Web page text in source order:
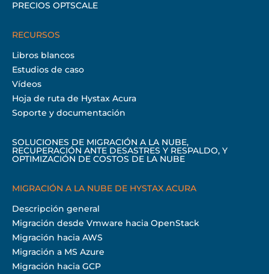
PRECIOS OPTSCALE
RECURSOS
Libros blancos
Estudios de caso
Vídeos
Hoja de ruta de Hystax Acura
Soporte y documentación
SOLUCIONES DE MIGRACIÓN A LA NUBE,
RECUPERACIÓN ANTE DESASTRES Y RESPALDO, Y
OPTIMIZACIÓN DE COSTOS DE LA NUBE
MIGRACIÓN A LA NUBE DE HYSTAX ACURA
Descripción general
Migración desde Vmware hacia OpenStack
Migración hacia AWS
Migración a MS Azure
Migración hacia GCP